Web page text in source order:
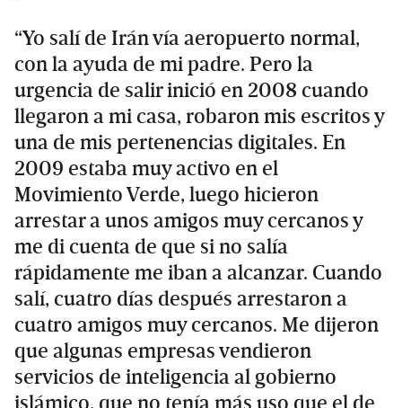
“Yo salí de Irán vía aeropuerto normal,
con la ayuda de mi padre. Pero la
urgencia de salir inició en 2008 cuando
llegaron a mi casa, robaron mis escritos y
una de mis pertenencias digitales. En
2009 estaba muy activo en el
Movimiento Verde, luego hicieron
arrestar a unos amigos muy cercanos y
me di cuenta de que si no salía
rápidamente me iban a alcanzar. Cuando
salí, cuatro días después arrestaron a
cuatro amigos muy cercanos. Me dijeron
que algunas empresas vendieron
servicios de inteligencia al gobierno